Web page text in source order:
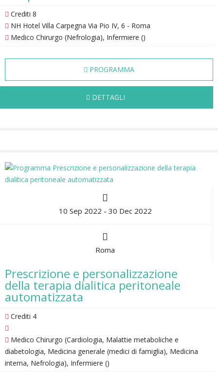
Crediti 8
NH Hotel Villa Carpegna Via Pio IV, 6 - Roma
Medico Chirurgo (Nefrologia), Infermiere ()
PROGRAMMA
DETTAGLI
10 Sep 2022 - 30 Dec 2022
Roma
Prescrizione e personalizzazione
della terapia dialitica peritoneale
automatizzata
Crediti 4
Medico Chirurgo (Cardiologia, Malattie metaboliche e
diabetologia, Medicina generale (medici di famiglia), Medicina
interna, Nefrologia), Infermiere ()